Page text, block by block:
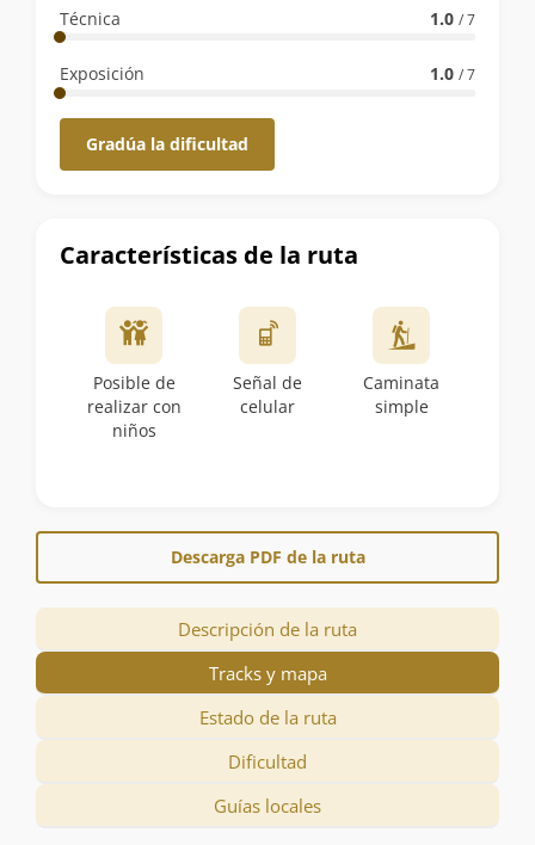
Técnica 1.0 / 7
Exposición 1.0 / 7
Gradúa la dificultad
Características de la ruta
Posible de
realizar con
niños
Señal de
celular
Caminata
simple
Descarga PDF de la ruta
Descripción de la ruta
Tracks y mapa
Estado de la ruta
Dificultad
Guías locales